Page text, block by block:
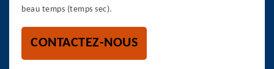
beau temps (temps sec).
CONTACTEZ-NOUS